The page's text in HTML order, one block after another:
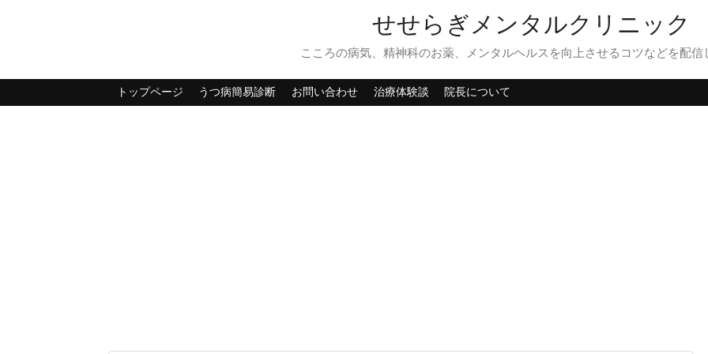
せせらぎメンタルクリニック
こころの病気、精神科のお薬、メンタルヘルスを向上させるコツなどを配信
トップページ うつ病簡易診断 お問い合わせ 治療体験談 院長について